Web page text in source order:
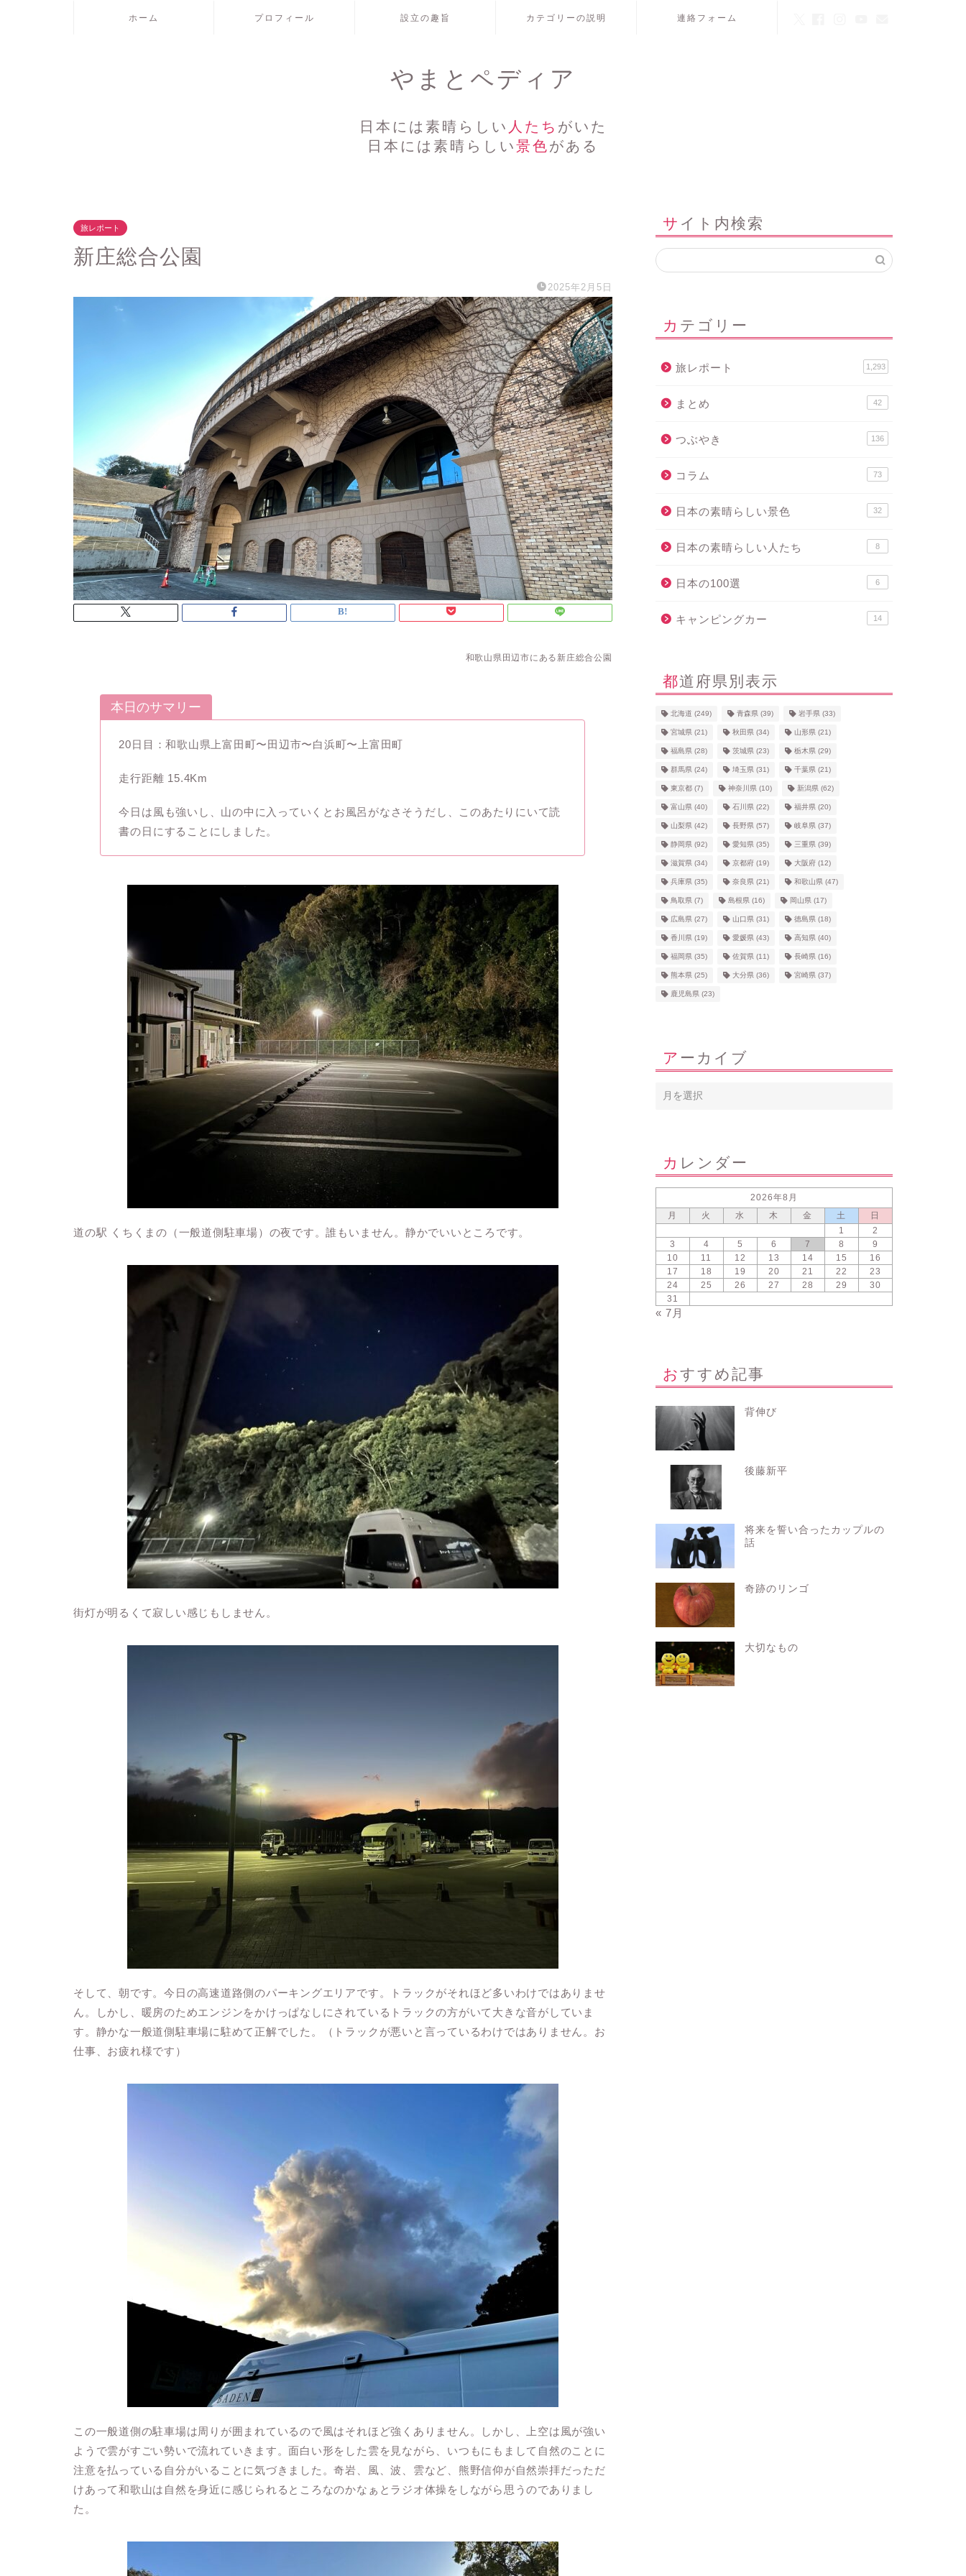
ホーム プロフィール 設立の趣旨 カテゴリーの説明 連絡フォーム
やまとペディア
日本には素晴らしい 人たち がいた
日本には素晴らしい景色がある
旅レポート
新庄総合公園
2025年2月5日
和歌山県田辺市にある新庄総合公園
本日のサマリー
20日目：和歌山県上富田町〜田辺市〜白浜町〜上富田町
走行距離 15.4Km
今日は風も強いし、山の中に入っていくとお風呂がなさそうだし、このあたりにいて読
書の日にすることにしました。
道の駅 くちくまの（一般道側駐車場）の夜です。誰もいません。静かでいいところです。
街灯が明るくて寂しい感じもしません。
そして、朝です。今日の高速道路側のパーキングエリアです。トラックがそれほど多いわけではありませ
ん。しかし、暖房のためエンジンをかけっぱなしにされているトラックの方がいて大きな音がしていま
す。静かな一般道側駐車場に駐めて正解でした。（トラックが悪いと言っているわけではありません。お
仕事、お疲れ様です）
この一般道側の駐車場は周りが囲まれているので風はそれほど強くありません。しかし、上空は風が強い
ようで雲がすごい勢いで流れていきます。面白い形をした雲を見ながら、いつもにもまして自然のことに
注意を払っている自分がいることに気づきました。奇岩、風、波、雲など、熊野信仰が自然崇拝だっただ
けあって和歌山は自然を身近に感じられるところなのかなぁとラジオ体操をしながら思うのでありまし
た。
サイト内検索
カテゴリー
旅レポート 1,293
まとめ 42
つぶやき 136
コラム 73
日本の素晴らしい景色 32
日本の素晴らしい人たち 8
日本の100選 6
キャンピングカー 14
都道府県別表示
北海道 (249) 青森県(39) 岩手県(33)
宮城県(21) 秋田県(34) 山形県(21)
福島県(28) 茨城県(23) 栃木県(29)
群馬県(24) 埼玉県(31) 千葉県(21)
東京都(7) 神奈川県(10) 新潟県(62)
富山県(40) 石川県(22) 福井県(20)
山梨県(42) 長野県(57) 岐阜県(37)
静岡県(92) 愛知県(35) 三重県(39)
滋賀県(34) 京都府(19) 大阪府(12)
兵庫県(35) 奈良県(21) 和歌山県(47)
鳥取県(7) 島根県(16) 岡山県(17)
広島県(27) 山口県(31) 徳島県(18)
香川県(19) 愛媛県(43) 高知県(40)
福岡県(35) 佐賀県(11) 長崎県(16)
熊本県(25) 大分県(36) 宮崎県(37)
鹿児島県(23)
アーカイブ
カレンダー
2026年8月
月
火 水 木 金 土
日
1
2
3
4 5 6 7 8
9
10
11 12 13 14 15
16
17
18 19 20 21 22
23
24
25 26 27 28 29
30
31
« 7月
おすすめ記事
背伸び
後藤新平
将来を誓い合ったカップルの
話
奇跡のリンゴ
大切なもの